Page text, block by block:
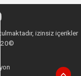
izinsiz içerikler